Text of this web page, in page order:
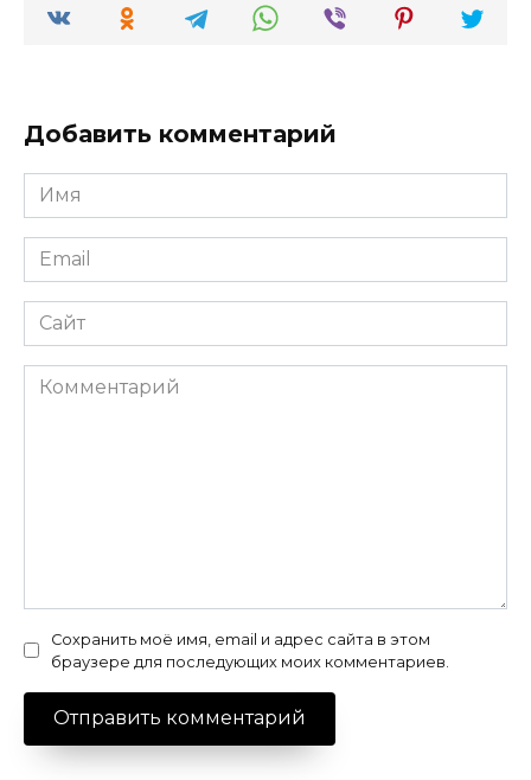
Добавить комментарий
Имя
*
Email
*
Сайт
Комментарий
Сохранить моё имя, email и адрес сайта в этом
браузере для последующих моих комментариев.